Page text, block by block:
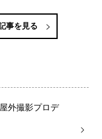
事を見る
外撮影プロデ